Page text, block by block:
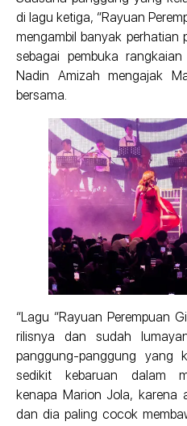
di lagu ketiga, “Rayuan
mengambil banyak perhatian
sebagai pembuka
Nadin Amizah mengajak
bersama.
“Lagu “Rayuan Perempuan
rilisnya dan sudah
panggung-panggung
sedikit kebaruan dalam
kenapa Marion Jola, karena
dan dia paling cocok